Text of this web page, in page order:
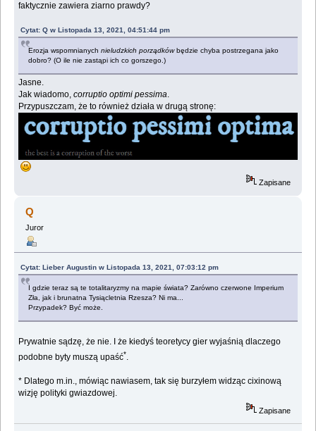
faktycznie zawiera ziarno prawdy?
Cytat: Q w Listopada 13, 2021, 04:51:44 pm
Erozja wspomnianychnieludzkich porządkówbędzie chyba postrzegana jako
dobro? (O ile nie zastąpi ich co gorszego.)
Jasne.
Jak wiadomo,corruptio optimi pessima.
Przypuszczam, że to również działa w drugą stronę:
Zapisane
Q
Juror
Cytat: Lieber Augustin w Listopada 13, 2021, 07:03:12 pm
I gdzie teraz są te totalitaryzmy na mapie świata? Zarówno czerwone Imperium
Zła, jak i brunatna Tysiącletnia Rzesza? Ni ma...
Przypadek? Być może.
Prywatnie sądzę, że nie. I że kiedyś teoretycy gier wyjaśnią dlaczego
podobne byty muszą upaść*.
* Dlatego m.in., mówiąc nawiasem, tak się burzyłem widząc cixinową
wizję polityki gwiazdowej.
Zapisane